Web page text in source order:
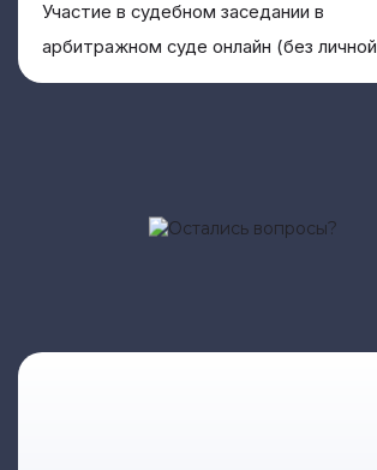
Участие в судебном заседании в
арбитражном суде онлайн (без личной
явки в суд)
Cкачивание образца заявления по